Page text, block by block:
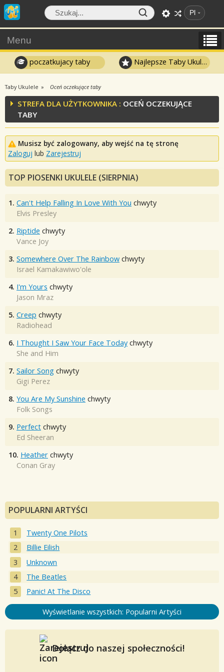
Pl
Menu
poczatkujacy taby Najlepsze Taby Ukulele
Taby Ukulele Oceń oczekujące taby
STREFA DLA UŻYTKOWNIKA : OCEŃ OCZEKUJĄCE
TABY
Musisz być zalogowany, aby wejść na tę stronę
Zaloguj lub Zarejestruj
TOP PIOSENKI UKULELE (SIERPNIA)
1. Can't Help Falling In Love With You chwyty
Elvis Presley
2. Riptide chwyty
Vance Joy
3. Somewhere Over The Rainbow chwyty
Israel Kamakawiwo'ole
4. I'm Yours chwyty
Jason Mraz
5. Creep chwyty
Radiohead
6. I Thought I Saw Your Face Today chwyty
She and Him
7. Sailor Song chwyty
Gigi Perez
8. You Are My Sunshine chwyty
Folk Songs
9. Perfect chwyty
Ed Sheeran
10. Heather chwyty
Conan Gray
POPULARNI ARTYŚCI
Twenty One Pilots
Billie Eilish
Unknown
The Beatles
Panic! At The Disco
Wyświetlanie wszystkich: Popularni Artyści
Dołącz do naszej społeczności!